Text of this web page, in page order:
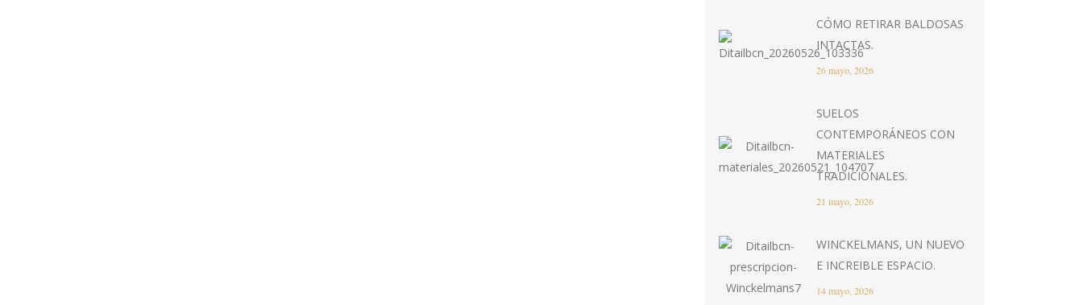
CÓMO RETIRAR BALDOSAS
INTACTAS.
26 mayo, 2026
SUELOS
CONTEMPORÁNEOS CON
MATERIALES
TRADICIONALES.
21 mayo, 2026
WINCKELMANS, UN NUEVO
E INCREIBLE ESPACIO.
14 mayo, 2026